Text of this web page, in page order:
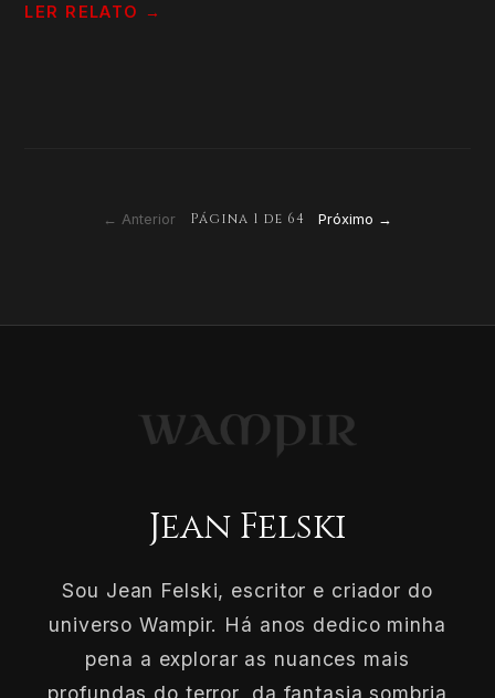
LER RELATO →
← Anterior Página 1 de 64 Próximo →
Jean Felski
Sou Jean Felski, escritor e criador do
universo Wampir. Há anos dedico minha
pena a explorar as nuances mais
profundas do terror, da fantasia sombria